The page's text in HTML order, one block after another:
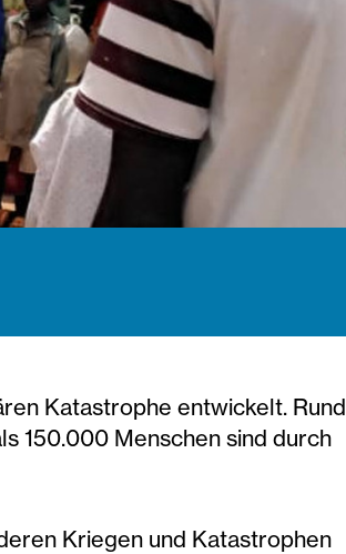
Katastrophe entwickelt. Rund
150.000 Menschen sind durch
Kriegen und Katastrophen